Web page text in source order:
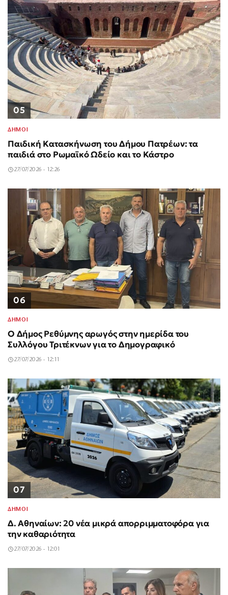
05
ΔΗΜΟΙ
Παιδική Κατασκήνωση του Δήμου Πατρέων: τα
παιδιά στο Ρωμαϊκό Ωδείο και το Κάστρο
27/07/2026 - 12:26
06
ΔΗΜΟΙ
Ο Δήμος Ρεθύμνης αρωγός στην ημερίδα του
Συλλόγου Τριτέκνων για το Δημογραφικό
27/07/2026 - 12:11
07
ΔΗΜΟΙ
Δ. Αθηναίων: 20 νέα μικρά απορριμματοφόρα για
την καθαριότητα
27/07/2026 - 12:01